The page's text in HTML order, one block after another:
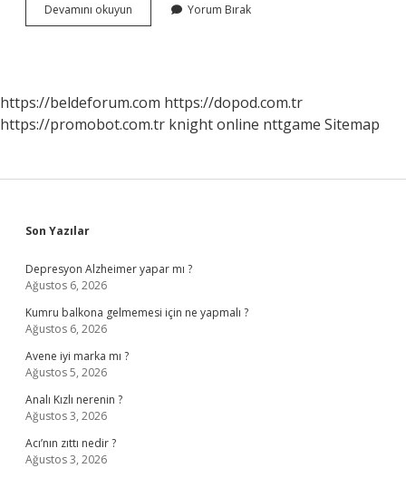
Devamını okuyun İSrâiloğulları
Kimin
Yorum Bırak
https://beldeforum.com https://dopod.com.tr
https://promobot.com.tr knight online nttgame Sitemap
Sidebar
Son Yazılar
Depresyon Alzheimer yapar mı ?
Ağustos 6, 2026
Kumru balkona gelmemesi için ne yapmalı ?
Ağustos 6, 2026
Avene iyi marka mı ?
Ağustos 5, 2026
Analı Kızlı nerenin ?
Ağustos 3, 2026
Acı’nın zıttı nedir ?
Ağustos 3, 2026